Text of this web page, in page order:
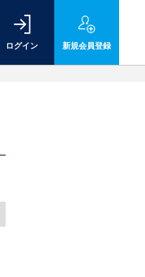
ログイン 新規会員登録